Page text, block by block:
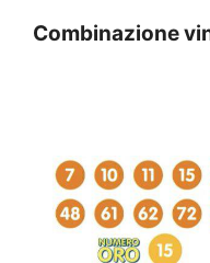
Combinazione